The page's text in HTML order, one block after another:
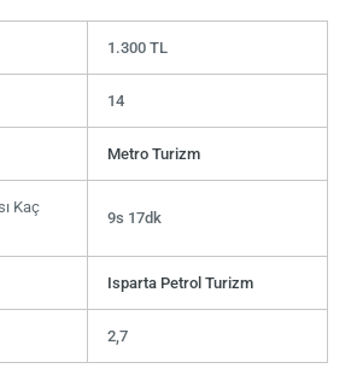
1.300 TL
14
Metro Turizm
Kaç
9s 17dk
Isparta Petrol Turizm
2,7